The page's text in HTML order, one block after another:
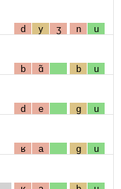
d y ʒ n u
b ɑ̃ b u
d e g u
ʁ a g u